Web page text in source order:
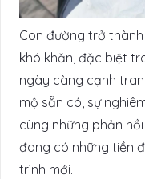
Con đường trở
khó khăn, đặc biệt
ngày càng cạnh
mộ sẵn có, sự
cùng những phản
đang có những tiền
trình mới.